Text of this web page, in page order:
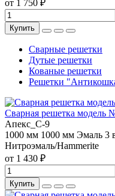
от 1 750 ₽
Купить
Сварные решетки
Дутые решетки
Кованые решетки
Решетки
Сварная решетка модель
Апекс_С-9
1000 мм 1000 мм Эмаль 3
Нитроэмаль/Hammerite
от 1 430 ₽
Купить